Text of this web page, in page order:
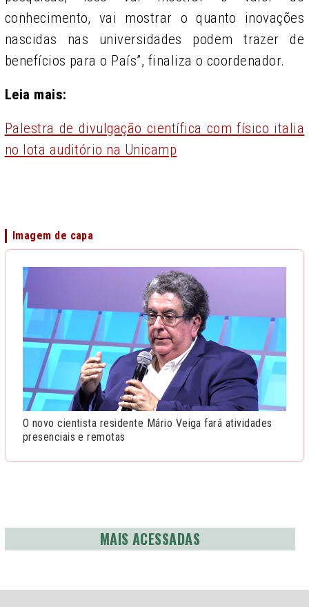
conhecimento, vai mostrar o quanto inovações
nascidas nas universidades podem trazer de
benefícios para o País”, finaliza o coordenador.
Leia mais:
Palestra de divulgação científica com físico italia
no lota auditório na Unicamp
Imagem de capa
O novo cientista residente Mário Veiga fará atividades
presenciais e remotas
MAIS ACESSADAS